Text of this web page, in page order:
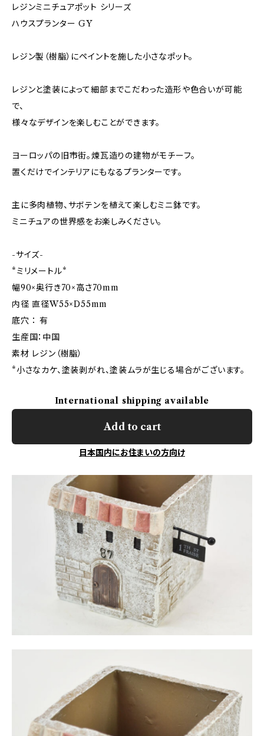
レジンミニチュアポット シリーズ
ハウスプランター GY
レジン製（樹脂）にペイントを施した小さなポット。
レジンと塗装によって細部までこだわった造形や色合いが可能
で、
様々なデザインを楽しむことができます。
ヨーロッパの旧市街。煉瓦造りの建物がモチーフ。
置くだけでインテリアにもなるプランターです。
主に多肉植物、サボテンを植えて楽しむミニ鉢です。
ミニチュアの世界感をお楽しみください。
-サイズ-
*ミリメートル*
幅90×奥行き70×高さ70mm
内径 直径W55×D55mm
底穴 ： 有
生産国：中国
素材 レジン（樹脂）
*小さなカケ、塗装剥がれ、塗装ムラが生じる場合がございます。
International shipping available
Add to cart
日本国内にお住まいの方向け